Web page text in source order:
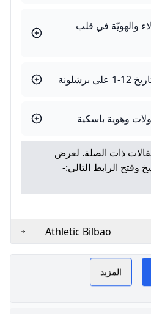
والهويّة في قلب
وهوية باسكية
ذات الصلة. لعرض
وفتح الرابط التالي:-
Athletic Bilbao
Fixtures & Results
Goal.com
المرجع
المزيد